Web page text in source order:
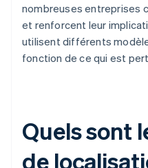
nombreuses entreprises
et renforcent leur
utilisent différents
fonction de ce qui est
Quels sont
de